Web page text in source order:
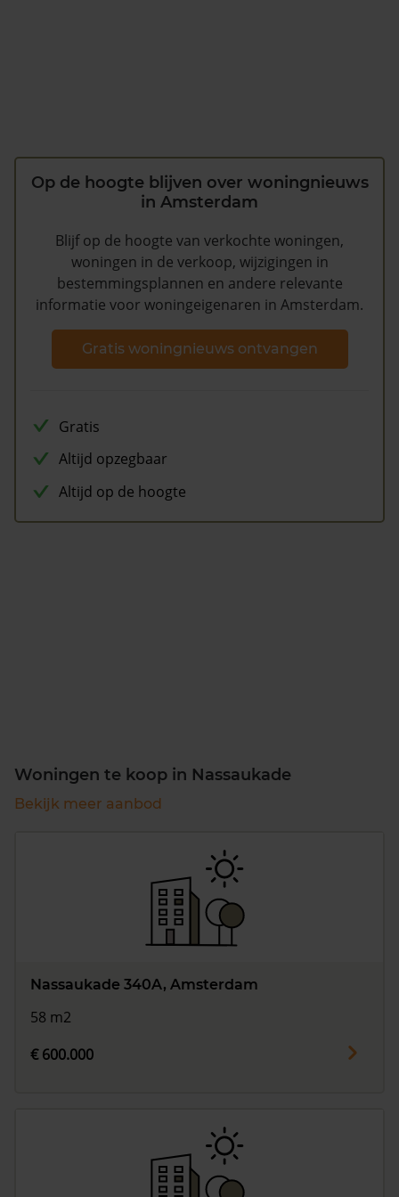
Op de hoogte blijven over woningnieuws
in Amsterdam
Blijf op de hoogte van verkochte woningen,
woningen in de verkoop, wijzigingen in
bestemmingsplannen en andere relevante
informatie voor woningeigenaren in Amsterdam.
Gratis woningnieuws ontvangen
Gratis
Altijd opzegbaar
Altijd op de hoogte
Woningen te koop in Nassaukade
Bekijk meer aanbod
Nassaukade 340A, Amsterdam
58 m2
€ 600.000